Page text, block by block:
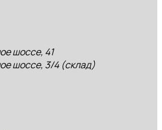
шоссе, 41
шоссе, 3/4 (склад)